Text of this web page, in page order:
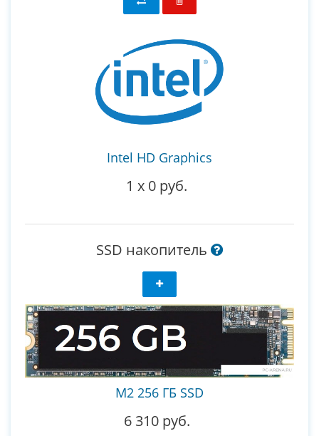
Intel HD Graphics
1 x 0 руб.
SSD накопитель
M2 256 ГБ SSD
6 310 руб.